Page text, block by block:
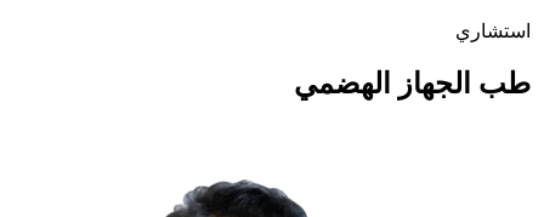
استشاري
طب الجهاز الهضمي